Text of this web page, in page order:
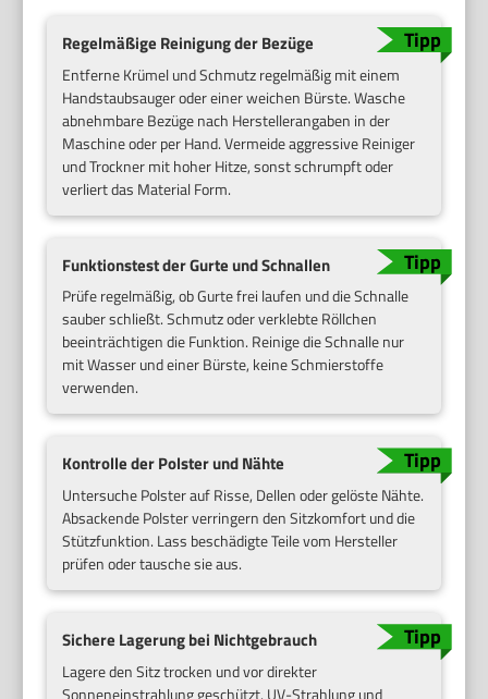
Regelmäßige Reinigung der Bezüge
Entferne Krümel und Schmutz regelmäßig mit einem
Handstaubsauger oder einer weichen Bürste. Wasche
abnehmbare Bezüge nach Herstellerangaben in der
Maschine oder per Hand. Vermeide aggressive Reiniger
und Trockner mit hoher Hitze, sonst schrumpft oder
verliert das Material Form.
Funktionstest der Gurte und Schnallen
Prüfe regelmäßig, ob Gurte frei laufen und die Schnalle
sauber schließt. Schmutz oder verklebte Röllchen
beeinträchtigen die Funktion. Reinige die Schnalle nur
mit Wasser und einer Bürste, keine Schmierstoffe
verwenden.
Kontrolle der Polster und Nähte
Untersuche Polster auf Risse, Dellen oder gelöste Nähte.
Absackende Polster verringern den Sitzkomfort und die
Stützfunktion. Lass beschädigte Teile vom Hersteller
prüfen oder tausche sie aus.
Sichere Lagerung bei Nichtgebrauch
Lagere den Sitz trocken und vor direkter
Sonneneinstrahlung geschützt. UV-Strahlung und